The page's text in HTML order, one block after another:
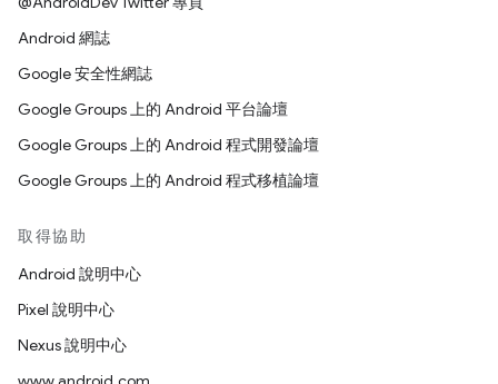
Android 網誌
Google 安全性網誌
Google Groups 上的 Android 平台論壇
Google Groups 上的 Android 程式開發論壇
Google Groups 上的 Android 程式移植論壇
取得協助
Android 說明中心
Pixel 說明中心
Nexus 說明中心